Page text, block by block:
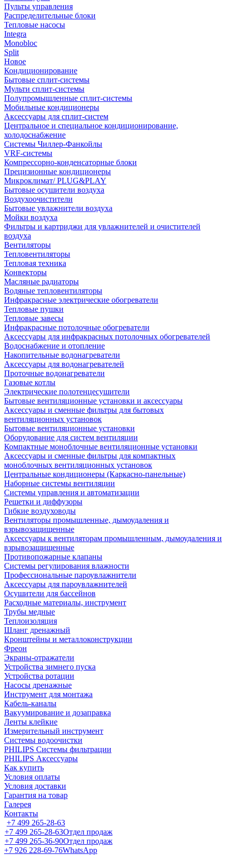
Пульты управления
Распределительные блоки
Тепловые насосы
Integra
Monobloc
Split
Новое
Кондиционирование
Бытовые сплит-системы
Мульти сплит-системы
Полупромышленные сплит-системы
Мобильные кондиционеры
Аксессуары для сплит-систем
Центральное и специальное кондиционирование,
холодоснабжение
Системы Чиллер-Фанкойлы
VRF-системы
Компрессорно-конденсаторные блоки
Прецизионные кондиционеры
Микроклимат/ PLUG&PLAY
Бытовые осушители воздуха
Воздухоочистители
Бытовые увлажнители воздуха
Мойки воздуха
Фильтры и картриджи для увлажнителей и очистителей
воздуха
Вентиляторы
Тепловентиляторы
Тепловая техника
Конвекторы
Масляные радиаторы
Водяные тепловентиляторы
Инфракрасные электрические обогреватели
Тепловые пушки
Тепловые завесы
Инфракрасные потолочные обогреватели
Аксессуары для инфракрасных потолочных обогревателей
Водоснабжение и отопление
Накопительные водонагреватели
Аксессуары для водонагревателей
Проточные водонагреватели
Газовые котлы
Электрические полотенцесушители
Бытовые вентиляционные установки и аксессуары
Аксессуары и сменные фильтры для бытовых
вентиляционных установок
Бытовые вентиляционные установки
Оборудование для систем вентиляции
Компактные моноблочные вентиляционные установки
Аксессуары и сменные фильтры для компактных
моноблочных вентиляционных установок
Центральные кондиционеры (Каркасно-панельные)
Наборные системы вентиляции
Системы управления и автоматизации
Решетки и диффузоры
Гибкие воздуховоды
Вентиляторы промышленные, дымоудаления и
взрывозащищенные
Аксессуары к вентиляторам промышленным, дымоудаления и
взрывозащищенные
Противопожарные клапаны
Системы регулирования влажности
Профессиональные пароувлажнители
Аксессуары для пароувлажнителей
Осушители для бассейнов
Расходные материалы, инструмент
Трубы медные
Теплоизоляция
Шланг дренажный
Кронштейны и металлоконструкции
Фреон
Экраны-отражатели
Устройства зимнего пуска
Устройства ротации
Насосы дренажные
Инструмент для монтажа
Кабель-каналы
Вакуумирование и дозаправка
Ленты клейкие
Измерительный инструмент
Системы водоочистки
PHILIPS Системы фильтрации
PHILIPS Аксессуары
Как купить
Условия оплаты
Условия доставки
Гарантия на товар
Галерея
Контакты
+7 499 265-28-63
+7 499 265-28-63Отдел продаж
+7 499 265-36-90Отдел продаж
+7 926 228-69-76WhatsApp